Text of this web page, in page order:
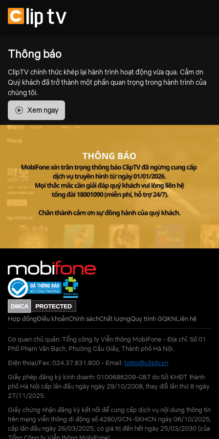
Thông báo
ClipTV chính thức khép lại hành trình hoạt động vừa qua. Cảm ơn
Quý khách đã trở thành một phần quan trọng trong hành trình của
chúng tôi.
Xem ngay
Hợp đồngĐiều khoảnChính sáchChất lượngQuy trình GQKNLiên hệ
Cơ quan chủ quản: Tổng công ty Viễn thông MobiFone - Địa chỉ: Số 01
Phố Phạm Văn Bạch, Phường Cầu Giấy, Thành phố Hà Nội.
Điện thoại/Fax: 024.37.831.800 - Email: hotro@cliptv.vn
Giấy phép đăng ký kinh doanh: 0100686209-087 do Sở KHĐT thành
phố Hà Nội cấp lần đầu ngày ngày 29/10/2008, thay đổi lần thứ 8 ngày
27/11/2025.
Giấy chứng nhận đăng ký kết nối để cung cấp dịch vụ nội dung thông tin
trên mạng viễn thông di động số 4280/GCN-SKHCN ngày 06/10/2025,
cấp lần đầu ngày 26/03/2025, có giá trị đến hết ngày 25/03/2030 (của